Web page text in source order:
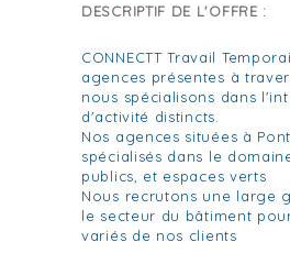
DESCRIPTIF DE L'OFFRE :
CONNECTT Travail
agences présentes à
nous spécialisons dans
d'activité distincts.
Nos agences situées à
spécialisés dans le
publics, et espaces verts
Nous recrutons une large
le secteur du bâtiment
variés de nos clients